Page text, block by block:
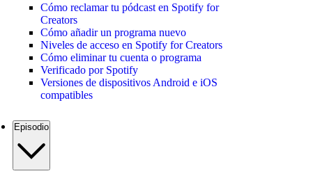
Cómo reclamar tu pódcast en Spotify for
Creators
Cómo añadir un programa nuevo
Niveles de acceso en Spotify for Creators
Cómo eliminar tu cuenta o programa
Verificado por Spotify
Versiones de dispositivos Android e iOS
compatibles
Episodio